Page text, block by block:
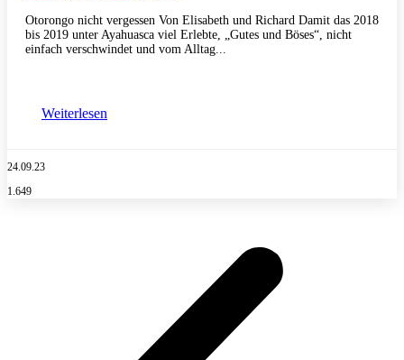
Otorongo nicht vergessen Von Elisabeth und Richard Damit das 2018
bis 2019 unter Ayahuasca viel Erlebte, „Gutes und Böses“, nicht
einfach verschwindet und vom Alltag...
Weiterlesen
24.09.23
1.649